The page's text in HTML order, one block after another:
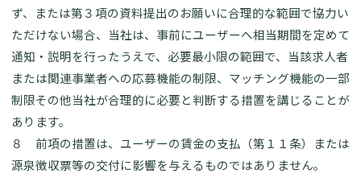
ず、または第３項の資料提出のお願いに合理的な範囲で協力い
ただけない場合、当社は、事前にユーザーへ相当期間を定めて
通知・説明を行ったうえで、必要最小限の範囲で、当該求人者
または関連事業者への応募機能の制限、マッチング機能の一部
制限その他当社が合理的に必要と判断する措置を講じることが
あります。
８ 前項の措置は、ユーザーの賃金の支払（第１１条）または
源泉徴収票等の交付に影響を与えるものではありません。